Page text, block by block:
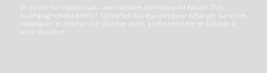
Un projet sur Hazebrouck, une question technique ou besoin d’un
accompagnement précis ? Contactez nos équipes pour échanger sur votre
installation et obtenir une réponse claire, professionnelle et adaptée à
votre situation.